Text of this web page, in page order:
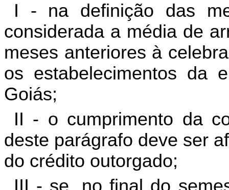
I - na definição das
considerada a média de
meses anteriores à
os estabelecimentos da
Goiás;
II - o cumprimento da
deste parágrafo deve ser
do crédito outorgado;
III - se, no final do